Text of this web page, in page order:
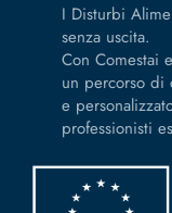
I Disturbi
senza uscita.
Con Comestai
un percorso di
e
professionisti